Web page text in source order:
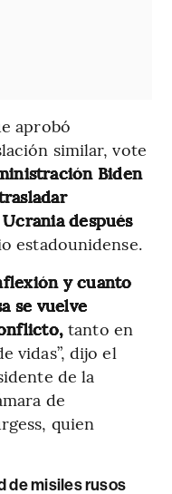
aprobó
similar, vote
Biden
después
estadounidense.
y cuanto
se vuelve
tanto en
vidas”, dijo el
de la
de
quien
de misiles rusos